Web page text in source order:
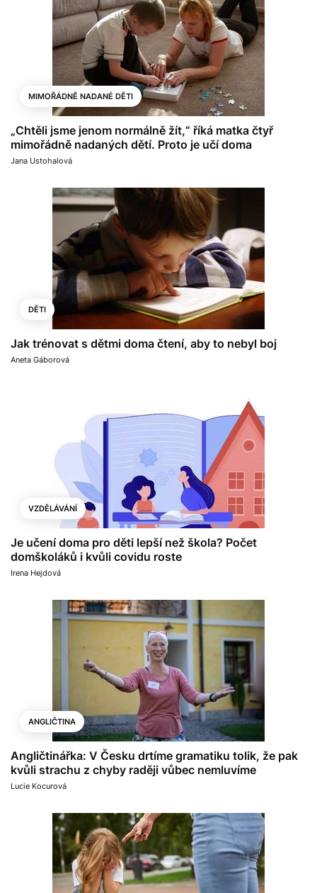
MIMOŘÁDNĚ NADANÉ DĚTI
„Chtěli jsme jenom normálně žít,“ říká matka čtyř
mimořádně nadaných dětí. Proto je učí doma
Jana Ustohalová
DĚTI
Jak trénovat s dětmi doma čtení, aby to nebyl boj
Aneta Gáborová
VZDĚLÁVÁNÍ
Je učení doma pro děti lepší než škola? Počet
domškoláků i kvůli covidu roste
Irena Hejdová
ANGLIČTINA
Angličtinářka: V Česku drtíme gramatiku tolik, že pak
kvůli strachu z chyby raději vůbec nemluvíme
Lucie Kocurová